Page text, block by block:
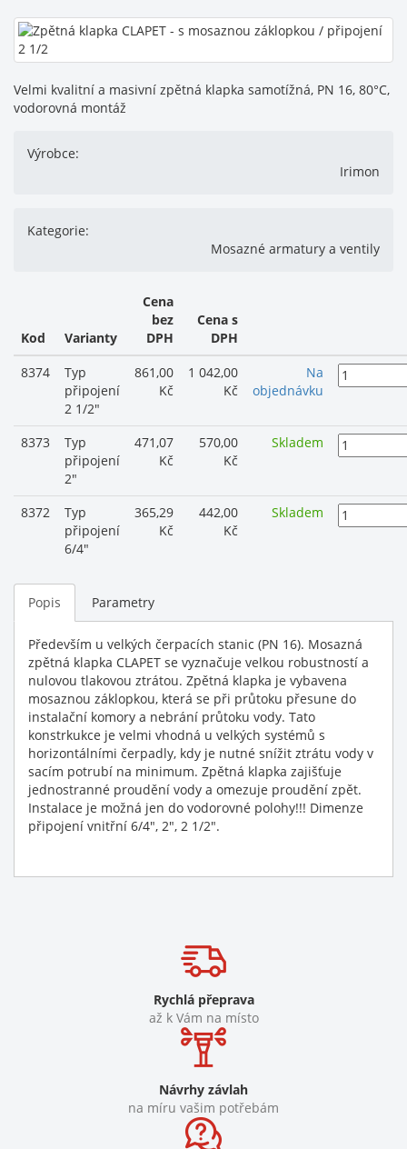
Velmi kvalitní a masivní zpětná klapka samotížná, PN 16, 80°C,
vodorovná montáž
Výrobce:
Irimon
Kategorie:
Mosazné armatury a ventily
Kod Varianty
Cena
bez
DPH
Cena s
DPH
8374
Typ
připojení
2 1/2"
861,00
Kč
1 042,00
Kč
Na
objednávku
8373
Typ
připojení
2"
471,07
Kč
570,00
Kč
Skladem
8372
Typ
připojení
6/4"
365,29
Kč
442,00
Kč
Skladem
Popis Parametry
Především u velkých čerpacích stanic (PN 16). Mosazná
zpětná klapka CLAPET se vyznačuje velkou robustností a
nulovou tlakovou ztrátou. Zpětná klapka je vybavena
mosaznou záklopkou, která se při průtoku přesune do
instalační komory a nebrání průtoku vody. Tato
konstrkukce je velmi vhodná u velkých systémů s
horizontálními čerpadly, kdy je nutné snížit ztrátu vody v
sacím potrubí na minimum. Zpětná klapka zajišťuje
jednostranné proudění vody a omezuje proudění zpět.
Instalace je možná jen do vodorovné polohy!!! Dimenze
připojení vnitřní 6/4", 2", 2 1/2".
Rychlá přeprava
až k Vám na místo
Návrhy závlah
na míru vašim potřebám